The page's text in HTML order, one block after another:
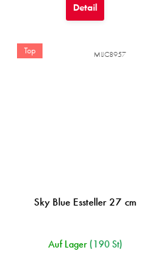
Detail
Top
Sky Blue Essteller 27 cm
Auf Lager (190 St)
MIJC8957